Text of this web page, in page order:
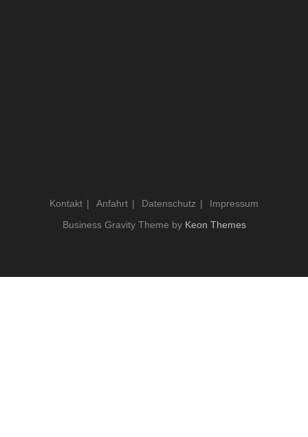
Kontakt Anfahrt Datenschutz
Impressum
Business Gravity Theme by Keon Themes